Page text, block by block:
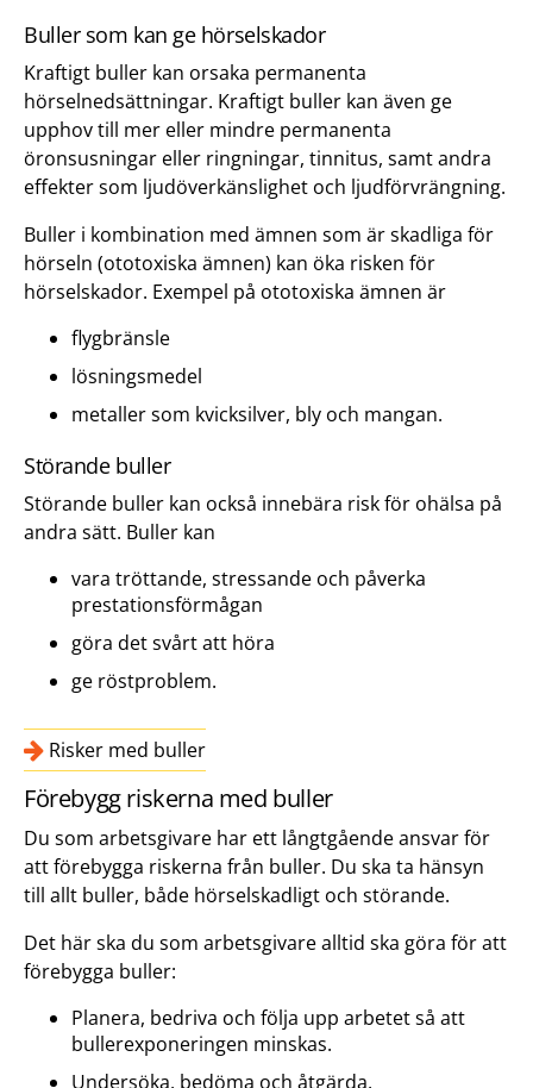
Buller som kan ge hörselskador
Kraftigt buller kan orsaka permanenta
hörselnedsättningar. Kraftigt buller kan även ge
upphov till mer eller mindre permanenta
öronsusningar eller ringningar, tinnitus, samt andra
effekter som ljudöverkänslighet och ljudförvrängning.
Buller i kombination med ämnen som är skadliga för
hörseln (ototoxiska ämnen) kan öka risken för
hörselskador. Exempel på ototoxiska ämnen är
flygbränsle
lösningsmedel
metaller som kvicksilver, bly och mangan.
Störande buller
Störande buller kan också innebära risk för ohälsa på
andra sätt. Buller kan
vara tröttande, stressande och påverka
prestationsförmågan
göra det svårt att höra
ge röstproblem.
Risker med buller
Förebygg riskerna med buller
Du som arbetsgivare har ett långtgående ansvar för
att förebygga riskerna från buller. Du ska ta hänsyn
till allt buller, både hörselskadligt och störande.
Det här ska du som arbetsgivare alltid ska göra för att
förebygga buller:
Planera, bedriva och följa upp arbetet så att
bullerexponeringen minskas.
Undersöka, bedöma och åtgärda.